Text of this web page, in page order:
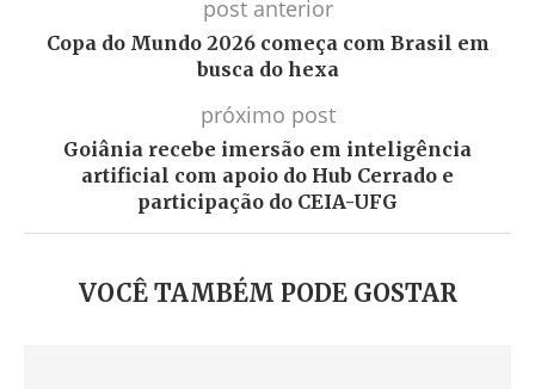
post anterior
Copa do Mundo 2026 começa com Brasil em
busca do hexa
próximo post
Goiânia recebe imersão em inteligência
artificial com apoio do Hub Cerrado e
participação do CEIA-UFG
VOCÊ TAMBÉM PODE GOSTAR